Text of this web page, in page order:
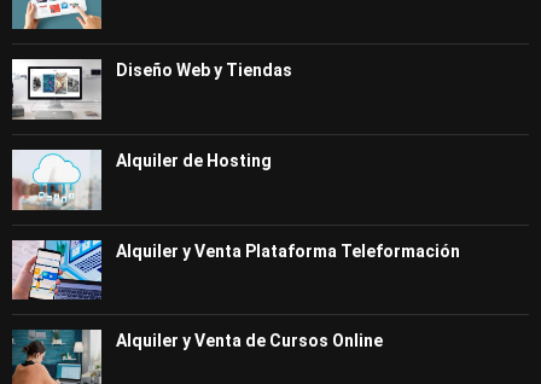
Diseño Web y Tiendas
Alquiler de Hosting
Alquiler y Venta Plataforma Teleformación
Alquiler y Venta de Cursos Online